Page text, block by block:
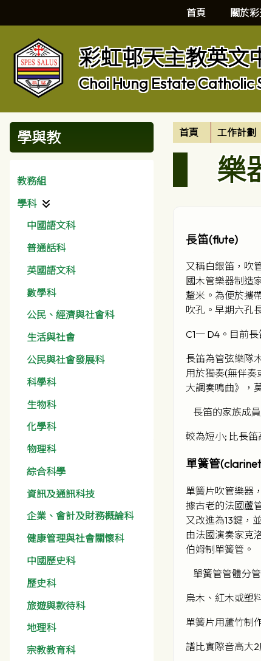
首頁 關於
彩虹邨天主教英文
Choi Hung Estate Catholic
學與教
教務組
學科
中國語文科
普通話科
英國語文科
數學科
公民、經濟與社會科
生活與社會
公民與社會發展科
科學科
生物科
化學科
物理科
綜合科學
資訊及通訊科技
企業、會計及財務概論科
健康管理與社會關懷科
中國歷史科
歷史科
旅遊與款待科
地理科
宗教教育科
首頁 工作計劃
樂
長笛(flute)
又稱白銀笛，吹
國木管樂器制造
釐米。為便於攜
吹孔。早期六孔
C1一 D4。目前
長笛為管弦樂隊
用於獨奏(無伴奏
大調奏鳴曲》，
長笛的家族成
較為短小; 比長笛
單簧管
單簧片吹管樂器
據古老的法國蘆
又改進為13鍵，
由法國演奏家克
伯姆制單簧管。
單簧管管體分
烏木、紅木或塑
單簧片用蘆竹制
譜比實際音高大